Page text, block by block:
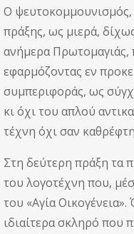
Ο ψευτοκομμουνισμός,
πράξης, ως μιερά,
ανήμερα Πρωτομαγιάς,
εφαρμόζοντας εν
συμπεριφοράς, ως
κι όχι του απλού
τέχνη όχι σαν
Στη δεύτερη πράξη τα
του λογοτέχνη που,
του «Αγία
ιδιαίτερα σκληρό που